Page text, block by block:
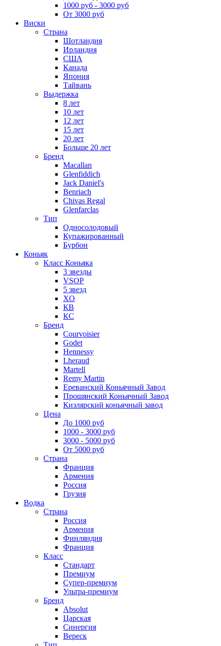
1000 руб - 3000 руб
От 3000 руб
Виски
Страна
Шотландия
Ирландия
США
Канада
Япония
Тайвань
Выдержка
8 лет
10 лет
12 лет
15 лет
20 лет
Больше 20 лет
Бренд
Macallan
Glenfiddich
Jack Daniel's
Benriach
Chivas Regal
Glenfarclas
Тип
Односолодовый
Купажированный
Бурбон
Коньяк
Класс Коньяка
3 звезды
VSOP
5 звезд
XO
КВ
КС
Бренд
Courvoisier
Godet
Hennessy
Lheraud
Martell
Remy Martin
Ереванский Коньячный Завод
Прошянский Коньячный Завод
Кизлярский коньячный завод
Цена
До 1000 руб
1000 - 3000 руб
3000 - 5000 руб
От 5000 руб
Страна
Франция
Армения
Россия
Грузия
Водка
Страна
Россия
Армения
Финляндия
Франция
Класс
Стандарт
Премиум
Супер-премиум
Ультра-премиум
Бренд
Absolut
Царская
Синергия
Вереск